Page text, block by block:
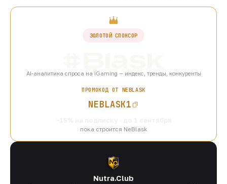
ЗОЛОТОЙ СПОНСОР
AI-аналитика спроса на iGaming — индекс, тренды, конкуренты
ПРОМОКОД ОТ NEBLASK
NEBLASK1
пока строится NeBlask
Nutra.Club